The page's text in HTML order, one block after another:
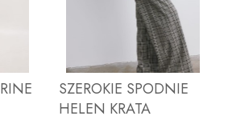
ZOBACZ PRODUKT
SZEROKIE SPODNIE
HELEN KRATA